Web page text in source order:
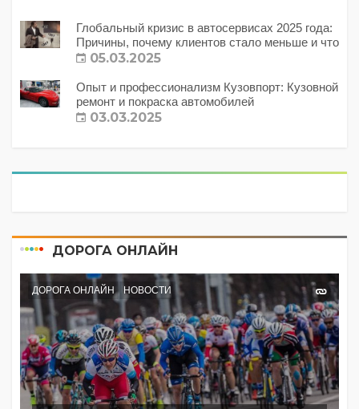
Глобальный кризис в автосервисах 2025 года:
Причины, почему клиентов стало меньше и что
с этим делать?
05.03.2025
Опыт и профессионализм Кузовпорт: Кузовной
ремонт и покраска автомобилей
03.03.2025
ДОРОГА ОНЛАЙН
ДОРОГА ОНЛАЙН НОВОСТИ